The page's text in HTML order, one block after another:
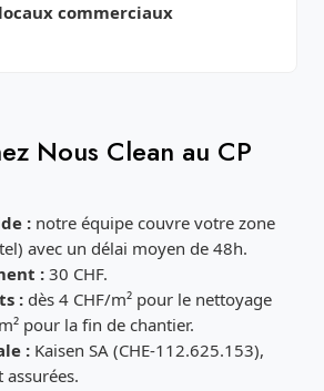
commerciaux
Nous Clean au CP
:notre équipe couvre votre zone
avec un délai moyen de 48h.
:30 CHF.
:dès 4 CHF/m² pour le nettoyage
pour la fin de chantier.
:Kaisen SA (CHE-112.625.153),
assurées.